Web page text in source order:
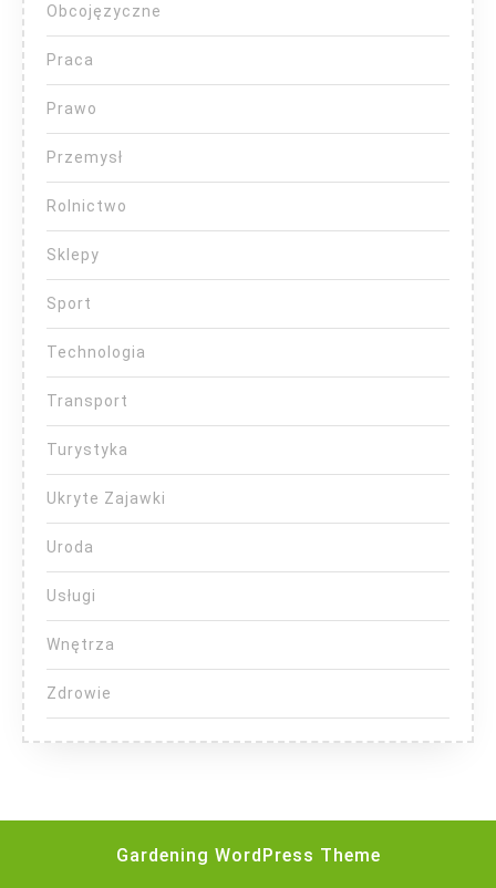
Obcojęzyczne
Praca
Prawo
Przemysł
Rolnictwo
Sklepy
Sport
Technologia
Transport
Turystyka
Ukryte Zajawki
Uroda
Usługi
Wnętrza
Zdrowie
Gardening WordPress Theme